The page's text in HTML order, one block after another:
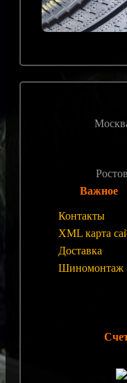
Важное
Контакты
XML карта
Доставка
Шиномонтаж